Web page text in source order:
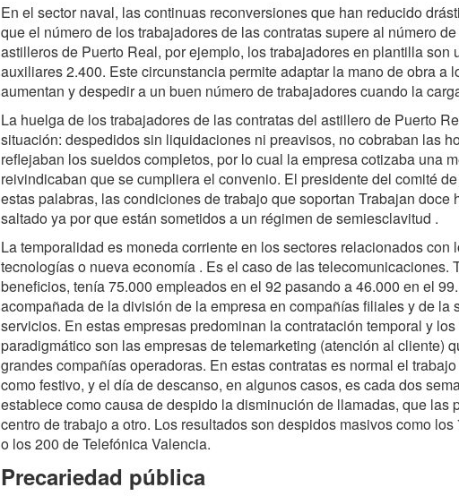
En el sector naval, las continuas reconversiones que han reducido
que el número de los trabajadores de las contratas supere al número
astilleros de Puerto Real, por ejemplo, los trabajadores en plantilla son
auxiliares 2.400. Este circunstancia permite adaptar la mano de obra a
aumentan y despedir a un buen número de trabajadores cuando la
La huelga de los trabajadores de las contratas del astillero de Puerto
situación: despedidos sin liquidaciones ni preavisos, no cobraban las
reflejaban los sueldos completos, por lo cual la empresa cotizaba una
reivindicaban que se cumpliera el convenio. El presidente del comité
estas palabras, las condiciones de trabajo que soportan Trabajan doce
saltado ya por que están sometidos a un régimen de semiesclavitud .
La temporalidad es moneda corriente en los sectores relacionados con
tecnologías o nueva economía . Es el caso de las telecomunicaciones.
beneficios, tenía 75.000 empleados en el 92 pasando a 46.000 en el
acompañada de la división de la empresa en compañías filiales y de la
servicios. En estas empresas predominan la contratación temporal y
paradigmático son las empresas de telemarketing (atención al cliente)
grandes compañías operadoras. En estas contratas es normal el
como festivo, y el día de descanso, en algunos casos, es cada dos
establece como causa de despido la disminución de llamadas, que las
centro de trabajo a otro. Los resultados son despidos masivos como
o los 200 de Telefónica Valencia.
Precariedad pública